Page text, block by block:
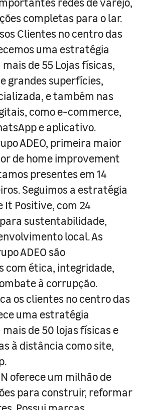
completas para o lar.
Clientes no centro das
uma estratégia
de 55 Lojas físicas,
grandes superfícies,
e também nas
como e-commerce,
e aplicativo.
ADEO, primeira maior
de home improvement
presentes em 14
Seguimos a estratégia
It Positive, com 24
sustentabilidade,
local. As
ADEO são
com ética, integridade,
à corrupção.
os clientes no centro das
uma estratégia
de 50 lojas físicas e
à distância como site,
oferece um milhão de
para construir, reformar